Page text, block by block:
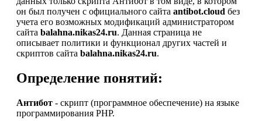
он был получен с официального сайта antibot.cloud без
учета его возможных модификаций администратором
сайта balahna.nikas24.ru. Данная страница не
описывает политики и функционал других частей и
скриптов сайта balahna.nikas24.ru.
Определение понятий:
Антибот - скрипт (программное обеспечение) на языке
программирования PHP.